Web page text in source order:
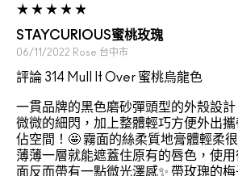
STAYCURIOUS蜜桃玫瑰
06/11/2022 Rose 台中市
評論 314 Mull It Over 蜜桃烏龍色
一貫品牌的黑色磨砂彈頭型的外殼設
微微的細閃，加上整體輕巧方便外出
佔空間！🤩 霧面的絲柔質地膏體輕柔
薄薄一層就能遮蓋住原有的唇色，使
面反而帶有一點微光澤感✨ 帶玫瑰的